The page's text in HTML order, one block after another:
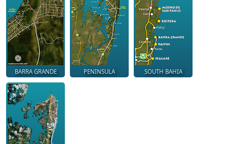
BARRA GRANDE PENINSULA SOUTH BAHIA